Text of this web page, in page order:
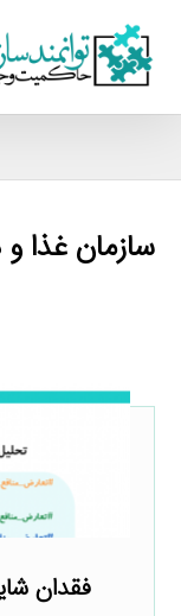
سازمان غذا و
فقدان